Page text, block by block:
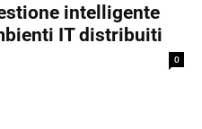
intelligente
IT distribuiti
0